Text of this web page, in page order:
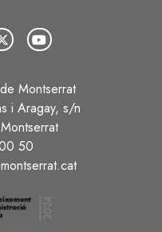
Montserrat
i Aragay, s/n
50